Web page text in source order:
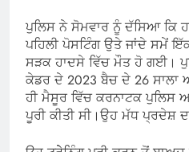
ਪੁਲਿਸ ਨੇ ਸੋਮਵਾਰ ਨੂੰ ਦੱਸਿਆ ਕਿ
ਪਹਿਲੀ ਪੋਸਟਿੰਗ ਉਤੇ ਜਾਂਦੇ ਸਮੇਂ
ਸੜਕ ਹਾਦਸੇ ਵਿੱਚ ਮੌਤ ਹੋ ਗਈ।
ਕੇਡਰ ਦੇ 2023 ਬੈਚ ਦੇ 26 ਸਾਲਾ
ਹੀ ਮੈਸੂਰ ਵਿੱਚ ਕਰਨਾਟਕ ਪੁਲਿਸ
ਪੂਰੀ ਕੀਤੀ ਸੀ।ਉਹ ਮੱਧ ਪ੍ਰਦੇਸ਼